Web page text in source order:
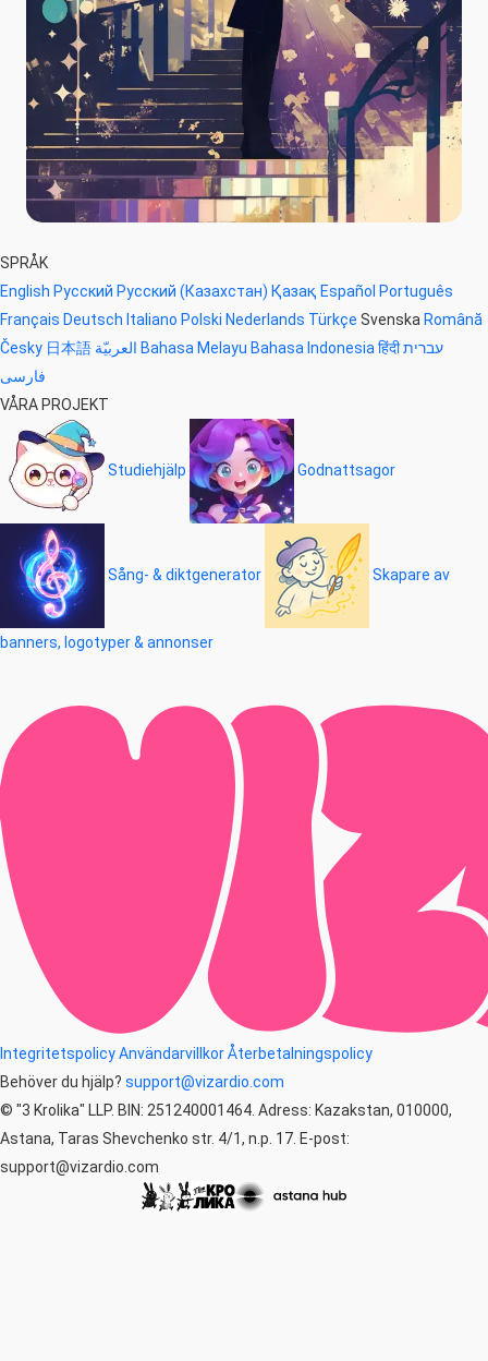
SPRÅK
English Русский Русский (Казахстан) Қазақ Español Português
Français Deutsch Italiano Polski Nederlands Türkçe Svenska Română
Česky 日本語 Bahasa Melayu Bahasa Indonesia हिंदीעברית
فارسی
VÅRA PROJEKT
Studiehjälp Godnattsagor
Sång- & diktgenerator Skapare av
banners, logotyper & annonser
IntegritetspolicyAnvändarvillkorÅterbetalningspolicy
Behöver du hjälp? support@vizardio.com
© "3 Krolika" LLP. BIN: 251240001464. Adress: Kazakstan, 010000,
Astana, Taras Shevchenko str. 4/1, n.p. 17. E-post:
support@vizardio.com